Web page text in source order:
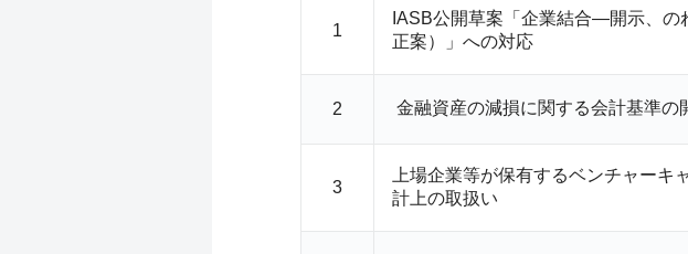
1
IASB公開草案「企業結合—開示、の
正案）」への対応
2 金融資産の減損に関する会計基準の
3
上場企業等が保有するベンチャーキ
計上の取扱い